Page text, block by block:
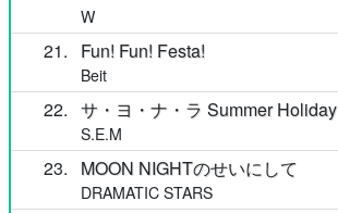
W
21 Fun! Fun! Festa!
Beit
22 サ・ヨ・ナ・ラ Summer Holiday
S.E.M
23 MOON NIGHTのせいにして
DRAMATIC STARS